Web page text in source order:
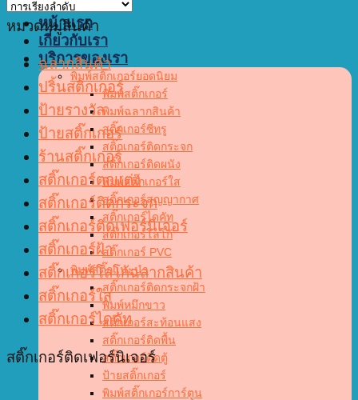
หน้าแรก
เกี่ยวกับเรา
บริการของเรา
พิมพ์สติ๊กเกอร์ยอดนิยม
พิมพ์สติ๊กเกอร์
พิมพ์ฉลากสินค้า
สติ๊กเกอร์ซีทรู
สติ๊กเกอร์ติดกระจก
สติ๊กเกอร์ติดผนัง
พิมพ์สติ๊กเกอร์ใส
สติ๊กเกอร์สูญญากาศ
สติ๊กเกอร์ไดคัท
สติ๊กเกอร์โลโก้
สติ๊กเกอร์ PVC
พิมพ์สติ๊กแนะนำ
สติ๊กเกอร์ติดกระจกฝ้า
พิมพ์หมึกขาว
สติ๊กเกอร์สะท้อนแสง
สติ๊กเกอร์ติดพื้น
สติ๊กเกอร์ติดตู้
ป้ายสติ๊กเกอร์
พิมพ์สติ๊กเกอร์การ์ตูน
หมวดหมู่สินค้า
ฉลากสินค้า
ปริ้นสติกเกอร์
ป้ายรางวัล
ป้ายสติ๊กเกอร์
ร้านสติ๊กเกอร์
สติ๊กเกอร์ตกแต่ง
สติ๊กเกอร์ติดกระจก
สติ๊กเกอร์ติดเฟอร์นิเจอร์
สติ๊กเกอร์ฝ้า
สติ๊กเกอร์โลโก้ฉลากสินค้า
สติ๊กเกอร์ใส
สติ๊กเกอร์ไดคัท
สติ๊กเกอร์ติดเฟอร์นิเจอร์